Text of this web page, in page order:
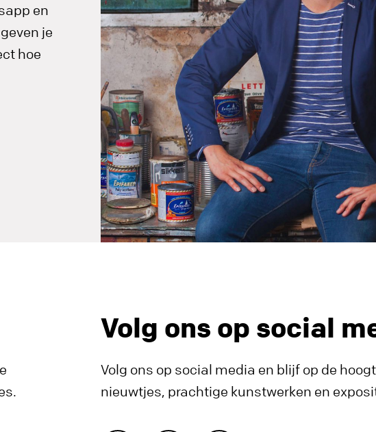
en
je
hoe
Volg ons op social
Volg ons op social media en blijf op de
nieuwtjes, prachtige kunstwerken en